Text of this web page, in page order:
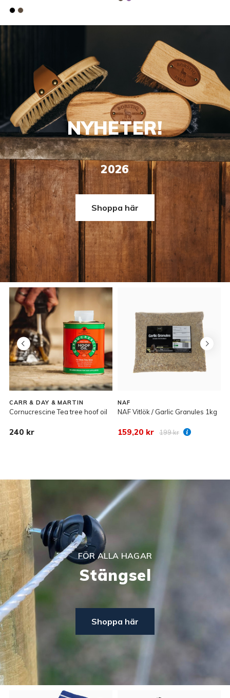
NYHETER!
2026
Shoppa här
CARR & DAY & MARTIN
Cornucrescine Tea tree hoof oil
240 kr
NAF
NAF Vitlök / Garlic Granules 1kg
159,20 kr 199 kr
FÖR ALLA HAGAR
Stängsel
Shoppa här